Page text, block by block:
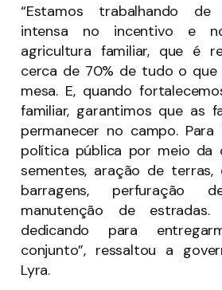
“Estamos trabalhando
intensa no incentivo e
agricultura familiar, que é
cerca de 70% de tudo o que
mesa. E, quando
familiar, garantimos que as
permanecer no campo.
política pública por meio da
sementes, aração de
barragens,
manutenção de estradas.
dedicando para
conjunto”, ressaltou a
Lyra.